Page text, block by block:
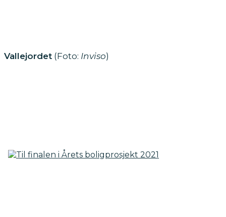
Vallejordet (Foto: Inviso)